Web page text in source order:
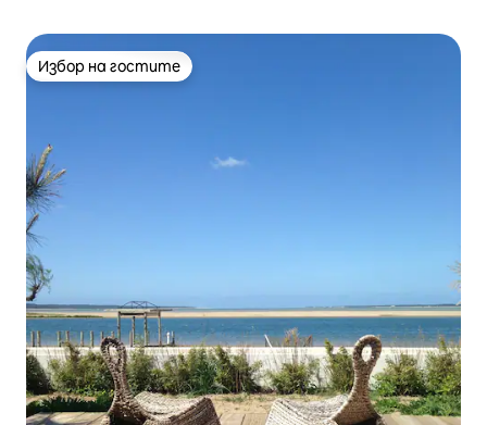
Избор на гостите
Избор на гостите